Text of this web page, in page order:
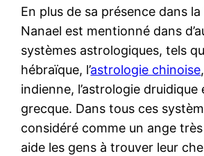
En plus de sa présence dans la
Nanael est mentionné dans
systèmes astrologiques, tels
hébraïque, l’astrologie chinoise
indienne, l’astrologie druidique
grecque. Dans tous ces
considéré comme un ange
aide les gens à trouver leur